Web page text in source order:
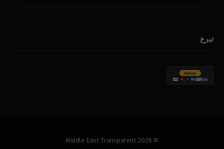
تبرع
© 2026 Middle East Transparent